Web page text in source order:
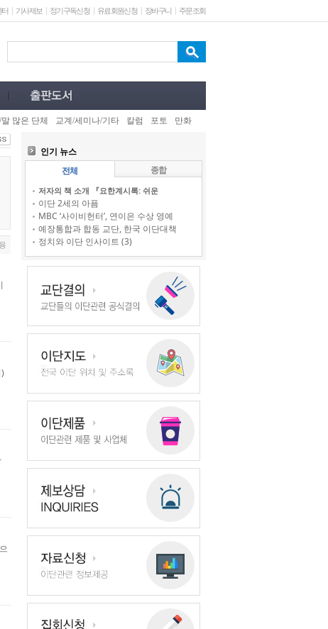
터 기사제보 정기구독신청 유료회원신청 장바구니 주문조회
많은 단체 교계/세미나/기타 칼럼 포토 만화
인기 뉴스
전체
종합
저자의 책 소개 『요한계시록: 쉬운
이단 2세의 아픔
MBC ‘사이비헌터’, 연이은 수상 영예
예장통합과 합동 교단, 한국 이단대책
정치와 이단 인사이트 (3)